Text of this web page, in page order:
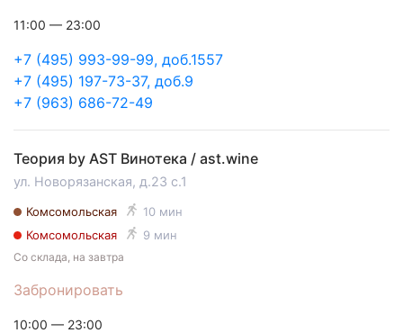
+7 (495) 993-99-99, доб.1557
+7 (495) 197-73-37, доб.9
+7 (963) 686-72-49
11:00 — 23:00
Теория by AST Винотека / ast.wine
ул. Новорязанская, д.23 с.1
Комсомольская
10 мин
Комсомольская
9 мин
Забронировать
Со склада, на завтра
10:00 — 23:00